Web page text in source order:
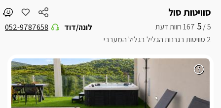
סוויטות סול
5 /
5
2 סוויטות בגרנות הגליל בגליל המערבי
לונה/דוד 052-9787658